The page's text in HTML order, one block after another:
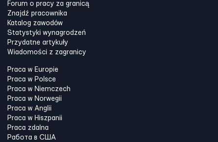
Forum o pracy za granicą
Znajdź pracownika
Katalog zawodów
Statystyki wynagrodzeń
Przydatne artykuły
Wiadomości z zagranicy
Praca w Europie
Praca w Polsce
Praca w Niemczech
Praca w Norwegii
Praca w Anglii
Praca w Hiszpanii
Praca zdalna
Работа в США